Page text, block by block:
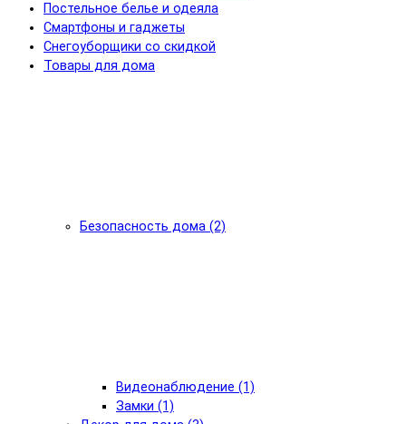
Постельное белье и одеяла
Смартфоны и гаджеты
Снегоуборщики со скидкой
Товары для дома
Безопасность дома (2)
Видеонаблюдение (1)
Замки (1)